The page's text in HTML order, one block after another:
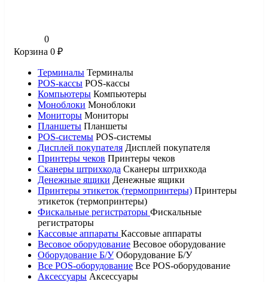
0
Корзина 0 ₽
Терминалы Терминалы
POS-кассы POS-кассы
Компьютеры Компьютеры
Моноблоки Моноблоки
Мониторы Мониторы
Планшеты Планшеты
POS-системы POS-системы
Дисплей покупателя Дисплей покупателя
Принтеры чеков Принтеры чеков
Сканеры штрихкода Сканеры штрихкода
Денежные ящики Денежные ящики
Принтеры этикеток (термопринтеры) Принтеры
этикеток (термопринтеры)
Фискальные регистраторы Фискальные
регистраторы
Кассовые аппараты Кассовые аппараты
Весовое оборудование Весовое оборудование
Оборудование Б/У Оборудование Б/У
Все POS-оборудование Все POS-оборудование
Аксессуары Аксессуары